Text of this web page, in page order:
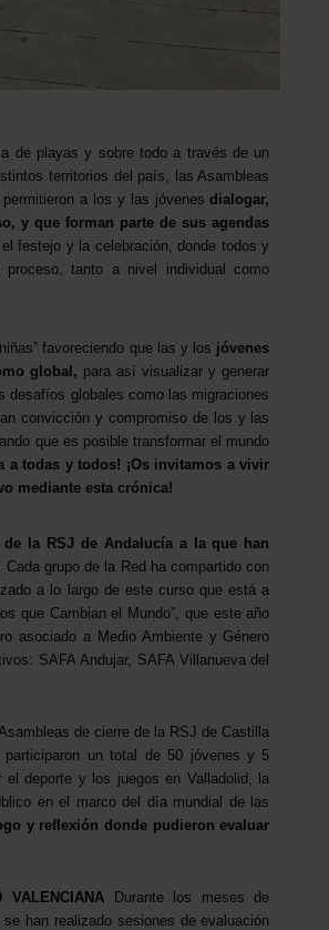
de playas y sobre todo a través de un
territorios del país, las Asambleas
permitieron a los y las jóvenesdialogar,
y que forman parte de sus agendas
festejo y la celebración, donde todos y
tanto a nivel individual como
favoreciendo que las y los jóvenes
global, para así visualizar y generar
desafíos globales como las migraciones
convicción y compromiso de los y las
que es posible transformar el mundo
a todas y todos! ¡Os invitamos a vivir
mediante esta crónica!
la RSJ de Andalucía a la que han
grupo de la Red ha compartido con
a lo largo de este curso que está a
que Cambian el Mundo”, que este año
asociado a Medio Ambiente y Género
SAFA Andujar, SAFA Villanueva del
de cierre de la RSJ de Castilla
un total de 50 jóvenes y 5
deporte y los juegos en Valladolid, la
en el marco del día mundial de las
y reflexión donde pudieron evaluar
VALENCIANA
Durante los meses de
han realizado sesiones de evaluación